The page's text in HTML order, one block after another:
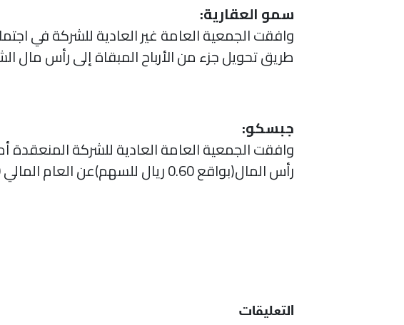
سمو العقارية:
طريق تحويل جزء من الأرباح المبقاة إلى رأس
جبسكو:
رأس المال(بواقع 0.60 ريال للسهم)عن العام المالي 2020.
التعليقات